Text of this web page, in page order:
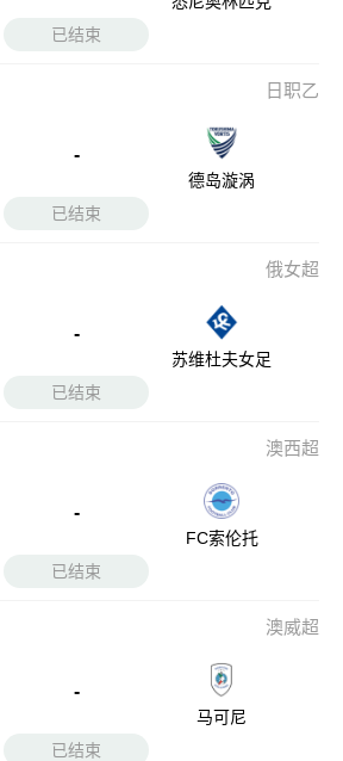
已结束
日职乙
-
德岛漩涡
已结束
俄女超
-
苏维杜夫女足
已结束
澳西超
-
FC索伦托
已结束
澳威超
-
马可尼
已结束